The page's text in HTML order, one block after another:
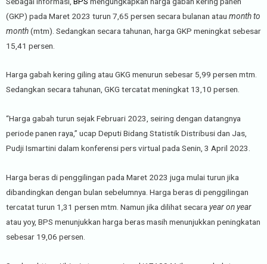
(GKP) pada Maret 2023 turun 7,65 persen secara bulanan atau month to
month(mtm). Sedangkan secara tahunan, harga GKP meningkat sebesar
15,41 persen.
Harga gabah kering giling atau GKG menurun sebesar 5,99 persen mtm.
Sedangkan secara tahunan, GKG tercatat meningkat 13,10 persen.
“Harga gabah turun sejak Februari 2023, seiring dengan datangnya
periode panen raya,” ucap Deputi Bidang Statistik Distribusi dan Jas,
Pudji Ismartini dalam konferensi pers virtual pada Senin, 3 April 2023.
Harga beras di penggilingan pada Maret 2023 juga mulai turun jika
dibandingkan dengan bulan sebelumnya. Harga beras di penggilingan
tercatat turun 1,31 persen mtm. Namun jika dilihat secarayear on year
atau yoy, BPS menunjukkan harga beras masih menunjukkan peningkatan
sebesar 19,06 persen.